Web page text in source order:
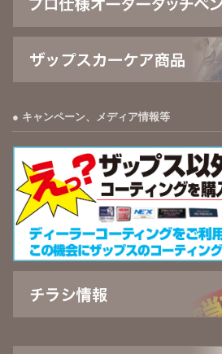
キャンペーン、メディア情報等